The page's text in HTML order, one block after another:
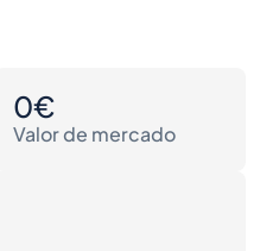
0€
Valor de mercado